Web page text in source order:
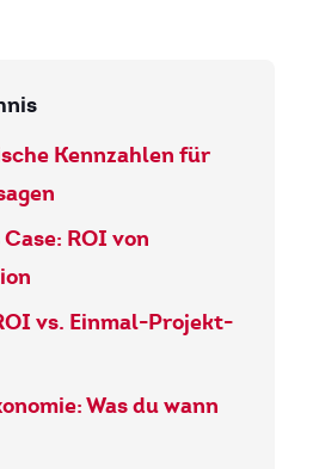
Kennzahlen für
ROI von
vs. Einmal-Projekt-
Was du wann